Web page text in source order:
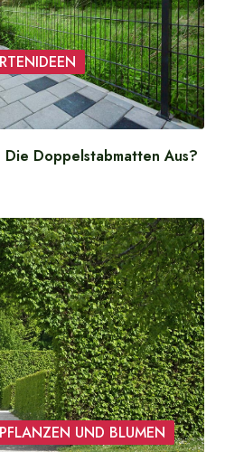
Doppelstabmatten Aus?
PFLANZEN UND BLUMEN